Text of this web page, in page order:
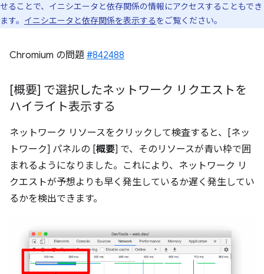
せることで、イニシエータと依存関係の情報にアクセスすることもでき
ます。 イニシエータと依存関係を表示するをご覧ください。
Chromium の問題 #842488
[概要] で選択したネットワーク リクエストを
ハイライト表示する
ネットワーク リソースをクリックして検査すると、[ネッ
トワーク] パネルの [概要] で、そのリソースが青い枠で囲
まれるようになりました。これにより、ネットワーク リ
クエストが予想よりも早く発生しているか遅く発生してい
るかを検出できます。